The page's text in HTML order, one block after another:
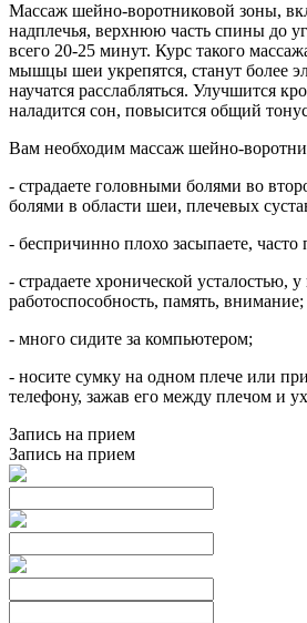
Массаж шейно-воротниковой зоны,
надплечья, верхнюю часть спины до
всего 20-25 минут. Курс такого
мышцы шеи укрепятся, станут более
научатся расслабляться. Улучшится
наладится сон, повысится общий
Вам необходим массаж шейно-
- страдаете головными болями во
болями в области шеи, плечевых
- беспричинно плохо засыпаете,
- страдаете хронической усталостью, у
работоспособность, память, внимание;
- много сидите за компьютером;
- носите сумку на одном плече или
телефону, зажав его между плечом и
Запись на прием
Запись на прием